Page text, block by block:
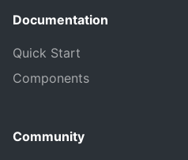
Documentation
Quick Start
Components
Community